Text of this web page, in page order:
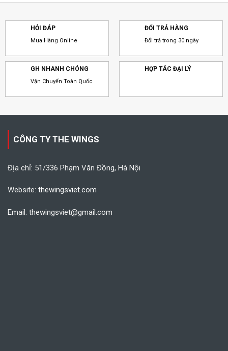
HỎI ĐÁP
Mua Hàng Online
ĐỔI TRẢ HÀNG
Đổi trả trong 30 ngày
GH NHANH CHÓNG
Vận Chuyển Toàn Quốc
HỢP TÁC ĐẠI LÝ
CÔNG TY THE WINGS
Địa chỉ: 51/336 Phạm Văn Đồng, Hà Nội
Website: thewingsviet.com
Email: thewingsviet@gmail.com